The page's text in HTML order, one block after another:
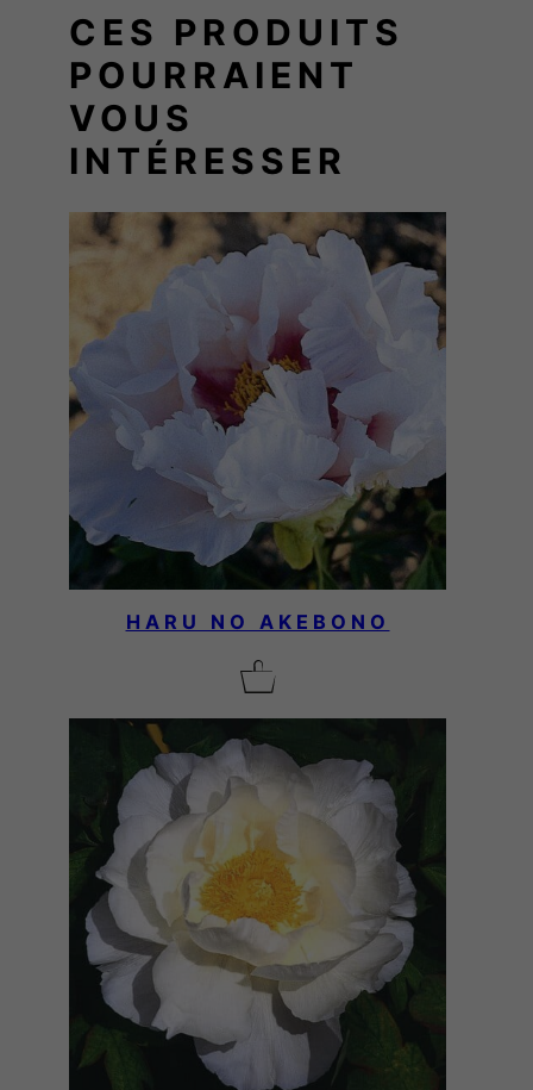
Y
N
A
U
D
CES PRODUITS
POURRAIENT
VOUS
INTÉRESSER
HARU NO AKEBONO